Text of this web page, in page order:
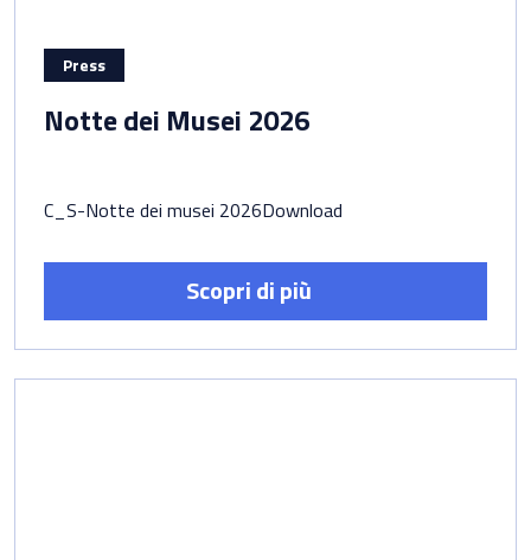
Press
Notte dei Musei 2026
C_S-Notte dei musei 2026Download
Scopri di più